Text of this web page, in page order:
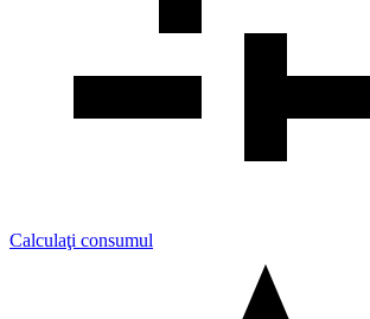
Calculaţi consumul